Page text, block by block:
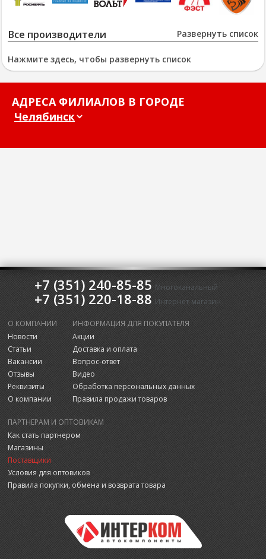
Развернуть список
Все производители
Нажмите здесь, чтобы развернуть список
АДРЕСА ФИЛИАЛОВ В ГОРОДЕ
+7 (351) 240-85-85 Многоканальный
+7 (351) 220-18-88 Интернет-магазин
О КОМПАНИИ
Новости
Статьи
Вакансии
Отзывы
Реквизиты
О компании
ИНФОРМАЦИЯ ДЛЯ ПОКУПАТЕЛЯ
Акции
Доставка и оплата
Вопрос-ответ
Видео
Обработка персональных данных
Правила продажи товаров
ПАРТНЕРАМ И ОПТОВИКАМ
Как стать партнером
Магазины
Поставщики
Условия для оптовиков
Правила покупки, обмена и возврата товара